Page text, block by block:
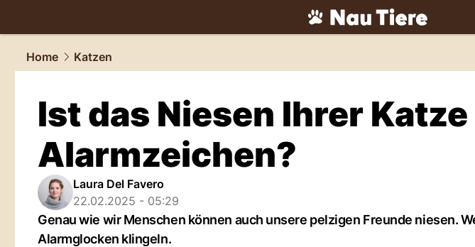
tiere.NAU.ch
Home
Katzen
Ist das Niesen Ihrer
Alarmzeichen?
Laura Del Favero
22.02.2025 - 05:29
Genau wie wir Menschen können auch unsere pelzigen Freunde niesen.
Alarmglocken klingeln.